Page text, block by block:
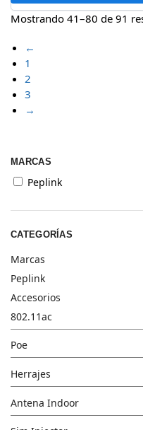
Mostrando 41–80 de 91
←
1
2
3
→
MARCAS
Peplink
CATEGORÍAS
Marcas
Peplink
Accesorios
802.11ac
Poe
Herrajes
Antena Indoor